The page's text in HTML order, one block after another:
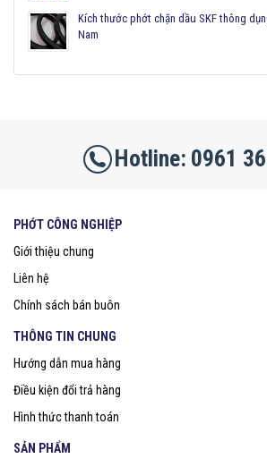
Kích thước phớt chặn dầu SKF thông
Nam
0961
PHỚT CÔNG NGHIỆP
Giới thiệu chung
Liên hệ
Chính sách bán buôn
THÔNG TIN CHUNG
Hướng dẫn mua hàng
Điều kiện đổi trả hàng
Hình thức thanh toán
SẢN PHẨM